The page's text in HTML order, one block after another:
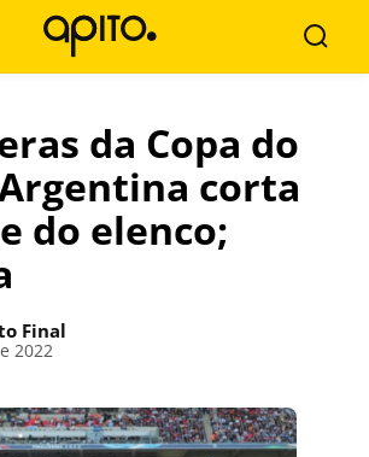
da Copa do
corta
do elenco;
Final
2022